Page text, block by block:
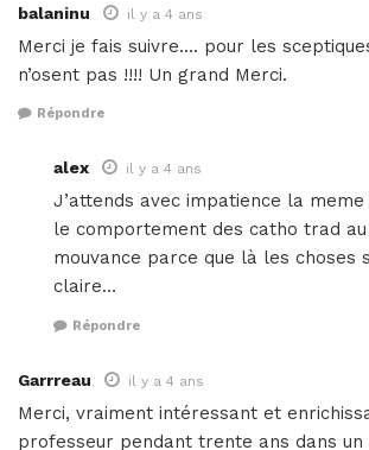
balaninu il y a 4 ans
Merci je fais suivre…. pour les
n’osent pas !!!! Un grand Merci.
Répondre
alex il y a 4 ans
J’attends avec impatience la
le comportement des catho trad
mouvance parce que là les choses
claire…
Répondre
Garrreau il y a 4 ans
Merci, vraiment intéressant et
professeur pendant trente ans dans un